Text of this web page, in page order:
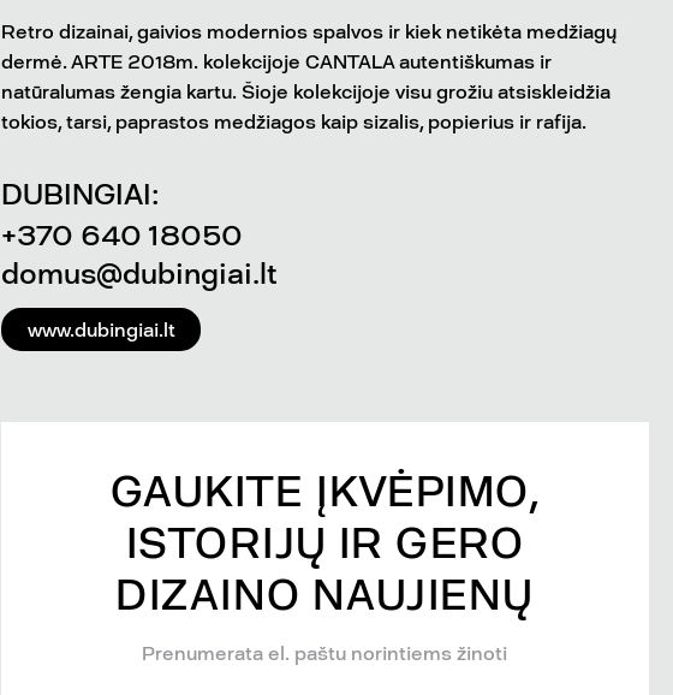
Retro dizainai, gaivios modernios spalvos ir kiek netikėta medžiagų
dermė. ARTE 2018m. kolekcijoje CANTALA autentiškumas ir
natūralumas žengia kartu. Šioje kolekcijoje visu grožiu atsiskleidžia
tokios, tarsi, paprastos medžiagos kaip sizalis, popierius ir rafija.
DUBINGIAI:
+370 640 18050
domus@dubingiai.lt
www.dubingiai.lt
GAUKITE ĮKVĖPIMO,
ISTORIJŲ IR GERO
DIZAINO NAUJIENŲ
Prenumerata el. paštu norintiems žinoti